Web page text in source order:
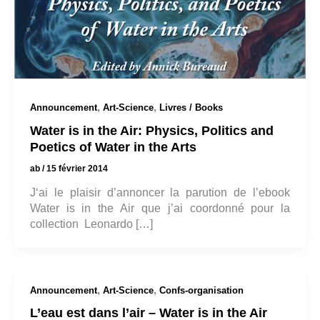
Announcement, Art-Science, Livres / Books
Water is in the Air: Physics, Politics and
Poetics of Water in the Arts
ab /15 février 2014
J‘ai le plaisir d’annoncer la parution de l’ebook
Water is in the Air que j’ai coordonné pour la
collection Leonardo […]
Announcement, Art-Science, Confs-organisation
L’eau est dans l’air – Water is in the Air